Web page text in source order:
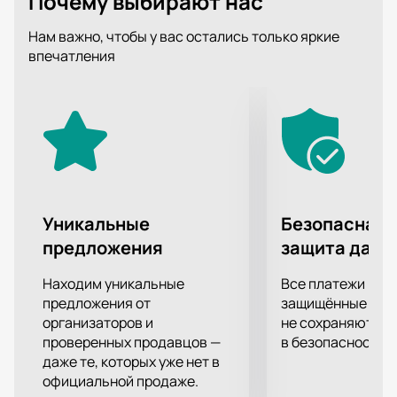
Он выпустил 5 альбомов и получил множество
престижных наград в музыкальной индустрии,
2022 года.
Выступление Black Coffee в Батуми - это
уникальная возможность посетить одно из самых
ярких событий лета. Не упустите свой шанс!
Нам важно, чтобы у вас остались только яркие
впечатления
Уникальные
предложения
Находим уникальные
предложения от
организаторов и
проверенных продавцов —
даже те, которых уже нет в
официальной продаже.
Безопасная
защита
Все платежи
защищённые
не сохраняются
в безопасности.